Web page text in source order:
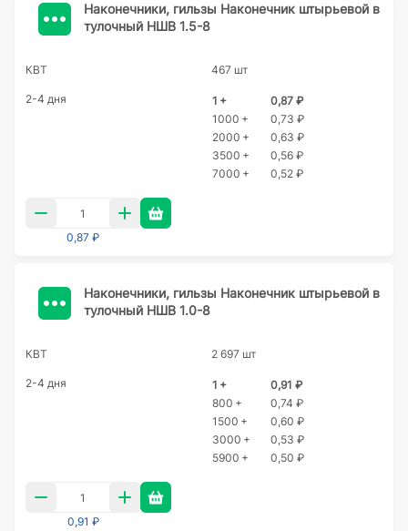
Наконечники, гильзы Наконечник штырьевой в
тулочный НШВ 1.5-8
КВТ 467 шт
2-4 дня 1 +
0,87 ₽
1000 +
0,73 ₽
2000 +
0,63 ₽
3500 +
0,56 ₽
7000 +
0,52 ₽
0,87 ₽
Наконечники, гильзы Наконечник штырьевой в
тулочный НШВ 1.0-8
КВТ 2 697 шт
2-4 дня 1 +
0,91 ₽
800 +
0,74 ₽
1500 +
0,60 ₽
3000 +
0,53 ₽
5900 +
0,50 ₽
0,91 ₽